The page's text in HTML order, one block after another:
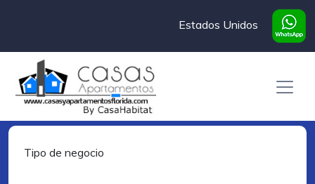
Estados Unidos